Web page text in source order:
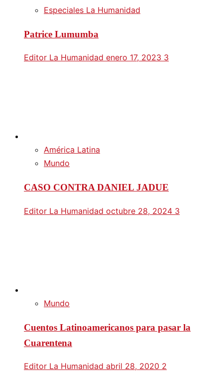
Especiales La Humanidad
Patrice Lumumba
Editor La Humanidad enero 17, 2023 3
América Latina
Mundo
CASO CONTRA DANIEL JADUE
Editor La Humanidad octubre 28, 2024 3
Mundo
Cuentos Latinoamericanos para pasar la
Cuarentena
Editor La Humanidad abril 28, 2020 2